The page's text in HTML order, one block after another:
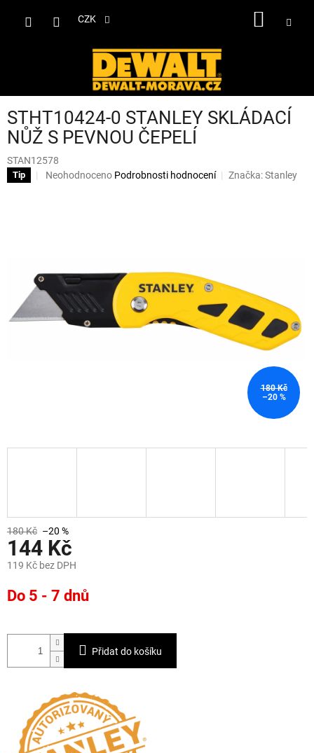
CZK
STHT10424-0 STANLEY SKLÁDACÍ
NŮŽ S PEVNOU ČEPELÍ
STAN12578
Tip
Průměrné
Neohodnoceno Podrobnosti hodnocení Značka:Stanley
180 Kč
–20 %
180 Kč –20 %
144 Kč
119 Kč bez DPH
cena:
Do 5 - 7 dnů
Přidat do košíku